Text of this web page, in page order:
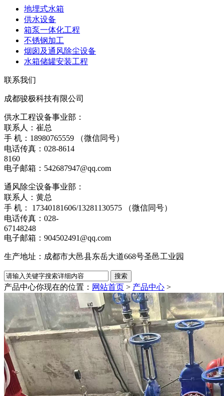
地埋式水箱
供水设备
箱泵一体化工程
不锈钢加工
烟囱及通风除尘设备
水箱储罐安装工程
联系我们
成都骏极科技有限公司
供水工程设备事业部：
联系人：崔总
手 机：18980765559 （微信同号）
电话传真：028-8614
8160
电子邮箱：542687947@qq.com
通风除尘设备事业部：
联系人：黄总
手 机： 17340181606/13281130575 （微信同号）
电话传真：028-
67148248
电子邮箱：904502491@qq.com
生产地址：成都市大邑县东岳大道668号圣邑工业园
产品中心你现在的位置： 网站首页 > 产品中心 >